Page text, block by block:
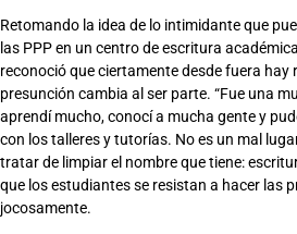
Retomando la idea de lo intimidante que
las PPP en un centro de escritura
reconoció que ciertamente desde fuera hay
presunción cambia al ser parte. “Fue una
aprendí mucho, conocí a mucha gente y
con los talleres y tutorías. No es un mal
tratar de limpiar el nombre que tiene:
que los estudiantes se resistan a hacer las
jocosamente.